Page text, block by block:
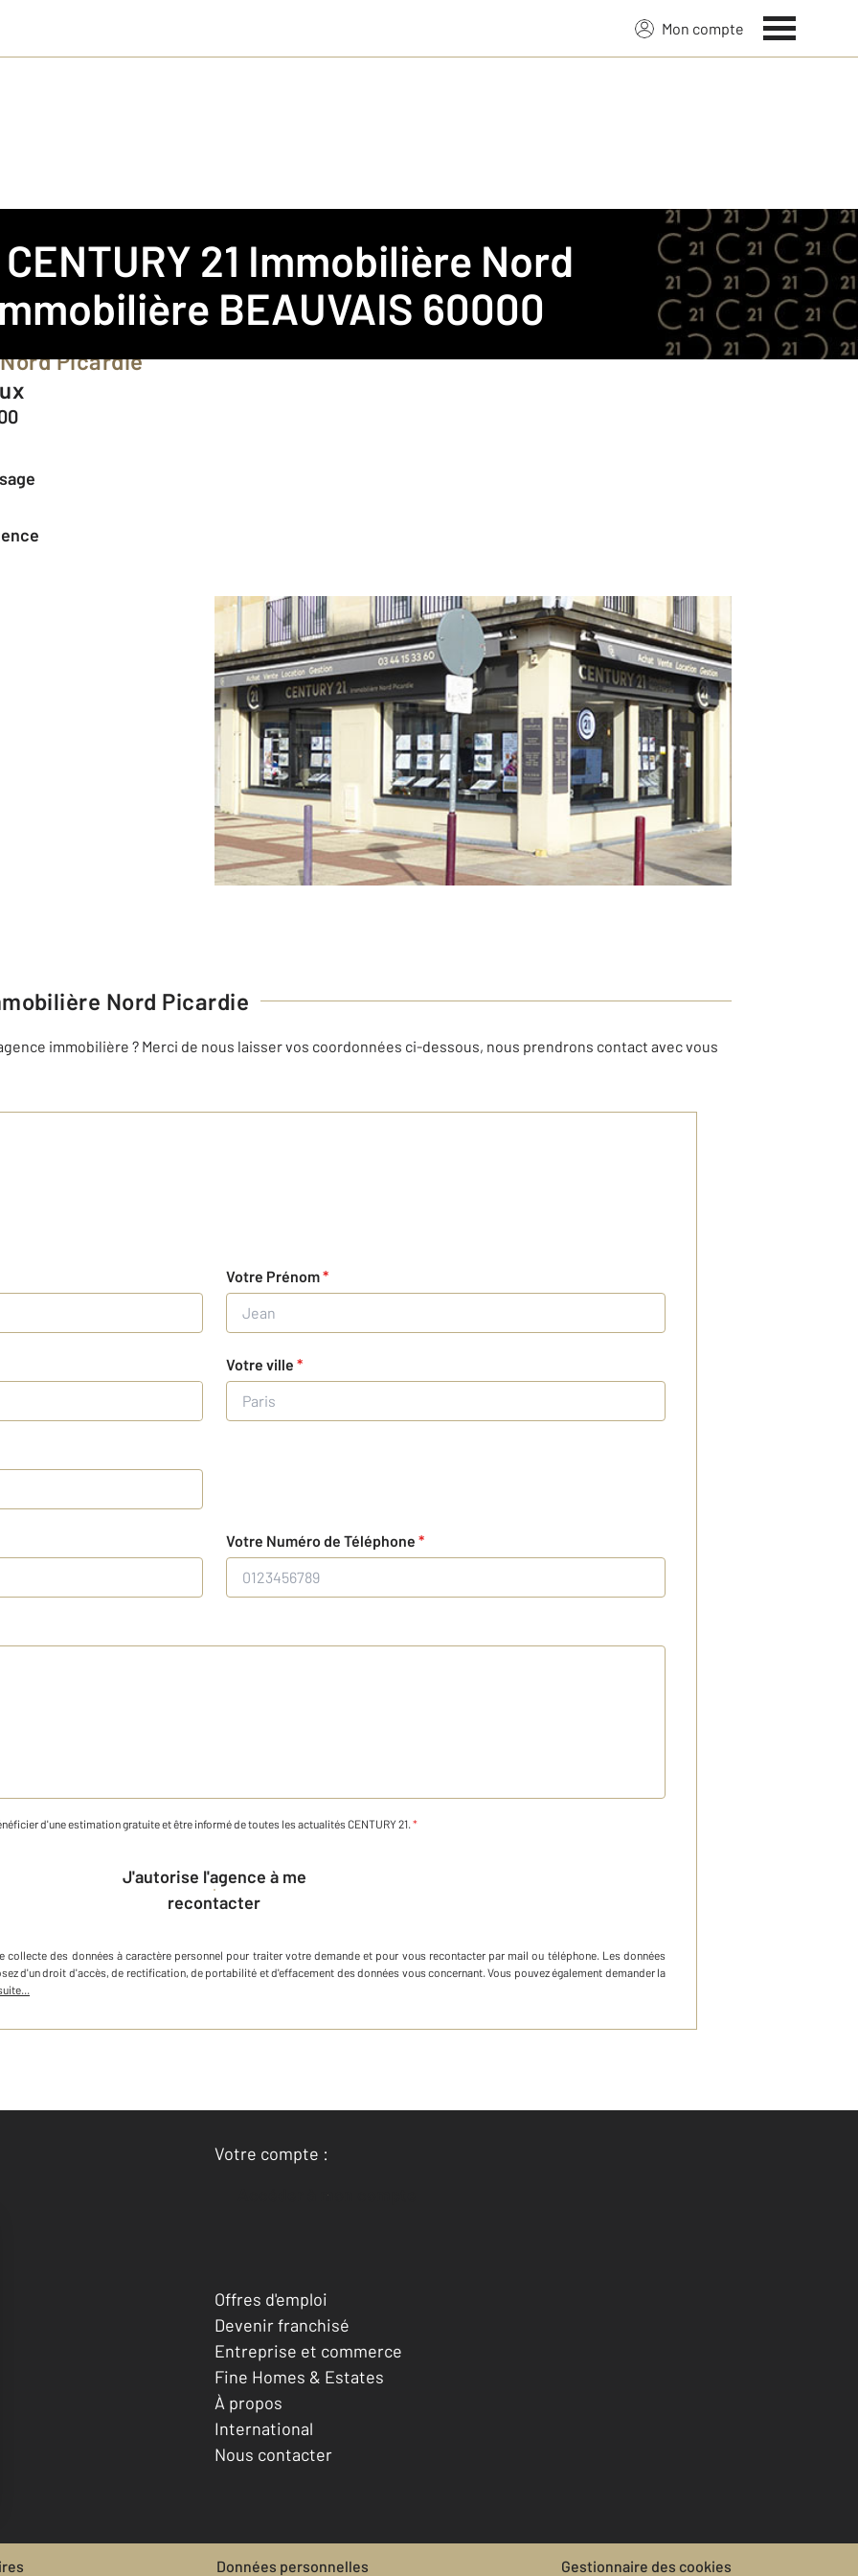
Mon compte
CENTURY 21 Immobilière Nord
BEAUVAIS 60000
Nord Picardie
Nord Picardie
immobilière ? Merci de nous laisser vos coordonnées ci-dessous, nous prendrons contact avec vous
Votre Prénom*
Votre ville *
Votre Numéro de Téléphone *
d'une estimation gratuite et être informé de toutes les actualités CENTURY 21. *
J'autorise l'agence à me
recontacter
collecte des données à caractère personnel pour traiter votre demande et pour vous recontacter par mail ou téléphone. Les données
d'un droit d'accès, de rectification, de portabilité et d'effacement des données vous concernant. Vous pouvez également demander la
Votre compte :
Accéder à mon compte
Offres d'emploi
Devenir franchisé
Entreprise et commerce
Fine Homes & Estates
À propos
International
Nous contacter
Données personnelles Gestionnaire des cookies